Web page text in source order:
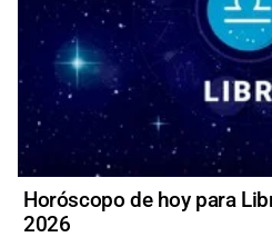
Horóscopo de hoy para
2026